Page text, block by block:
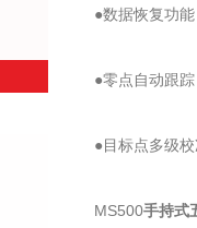
●数据恢复功
●零点自动跟
●目标点多级
MS500手持式